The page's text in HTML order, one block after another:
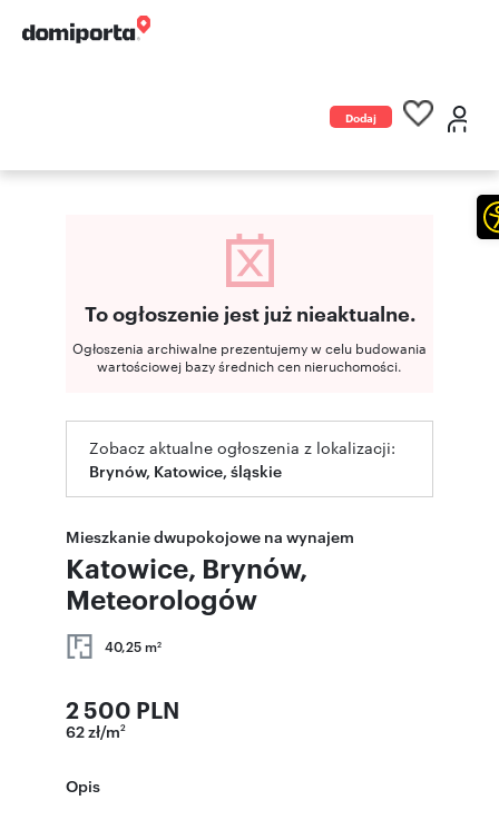
Dodaj
To ogłoszenie jest już nieaktualne.
Ogłoszenia archiwalne prezentujemy w celu budowania
wartościowej bazy średnich cen nieruchomości.
Zobacz aktualne ogłoszenia z lokalizacji:
Brynów, Katowice, śląskie
Mieszkanie dwupokojowe na wynajem
Katowice, Brynów,
Meteorologów
40,25 m2
2 500 PLN
62 zł/m2
Opis